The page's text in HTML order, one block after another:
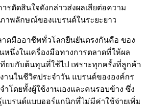
รตัดสินใจดังกล่าวส่งผลเสียต่อความ
าพลักษณ์ของแบรนด์ในระยะยาว
ดมืออาชีพทั่วโลกยืนยันตรงกันคือ ของ
หนึ่งในเครื่องมือทางการตลาดที่ให้ผล
ยบกับต้นทุนที่ใช้ไป เพราะทุกครั้งที่ลูกค้า
านในชีวิตประจำวัน แบรนด์ขององค์กร
ำโดยทั้งผู้ใช้งานเองและคนรอบข้าง ซึ่ง
แบรนด์แบบออร์แกนิกที่ไม่มีค่าใช้จ่ายเพิ่ม